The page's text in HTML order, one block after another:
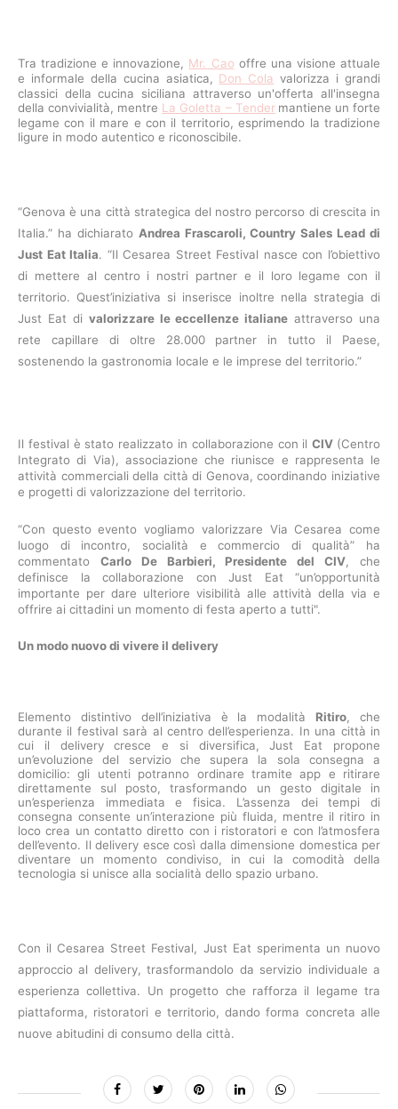
Tra tradizione e innovazione, Mr. Cao offre una visione attuale
e informale della cucina asiatica, Don Cola valorizza i grandi
classici della cucina siciliana attraverso un'offerta all'insegna
della convivialità, mentre La Goletta – Tender mantiene un forte
legame con il mare e con il territorio, esprimendo la tradizione
ligure in modo autentico e riconoscibile.
“Genova è una città strategica del nostro percorso di crescita in
Italia.” ha dichiarato Andrea Frascaroli, Country Sales Lead di
Just Eat Italia. “Il Cesarea Street Festival nasce con l’obiettivo
di mettere al centro i nostri partner e il loro legame con il
territorio. Quest’iniziativa si inserisce inoltre nella strategia di
Just Eat di valorizzare le eccellenze italiane attraverso una
rete capillare di oltre 28.000 partner in tutto il Paese,
sostenendo la gastronomia locale e le imprese del territorio.”
Il festival è stato realizzato in collaborazione con ilCIV (Centro
Integrato di Via), associazione che riunisce e rappresenta le
attività commerciali della città di Genova, coordinando iniziative
e progetti di valorizzazione del territorio.
“Con questo evento vogliamo valorizzare Via Cesarea come
luogo di incontro, socialità e commercio di qualità” ha
commentato Carlo De Barbieri, Presidente del CIV, che
definisce la collaborazione con Just Eat “un’opportunità
importante per dare ulteriore visibilità alle attività della via e
offrire ai cittadini un momento di festa aperto a tutti".
Un modo nuovo di vivere il delivery
Elemento distintivo dell’iniziativa è la modalità Ritiro, che
durante il festival sarà al centro dell’esperienza. In una città in
cui il delivery cresce e si diversifica, Just Eat propone
un’evoluzione del servizio che supera la sola consegna a
domicilio: gli utenti potranno ordinare tramite app e ritirare
direttamente sul posto, trasformando un gesto digitale in
un’esperienza immediata e fisica. L’assenza dei tempi di
consegna consente un’interazione più fluida, mentre il ritiro in
loco crea un contatto diretto con i ristoratori e con l’atmosfera
dell’evento. Il delivery esce così dalla dimensione domestica per
diventare un momento condiviso, in cui la comodità della
tecnologia si unisce alla socialità dello spazio urbano.
Con il Cesarea Street Festival, Just Eat sperimenta un nuovo
approccio al delivery, trasformandolo da servizio individuale a
esperienza collettiva. Un progetto che rafforza il legame tra
piattaforma, ristoratori e territorio, dando forma concreta alle
nuove abitudini di consumo della città.